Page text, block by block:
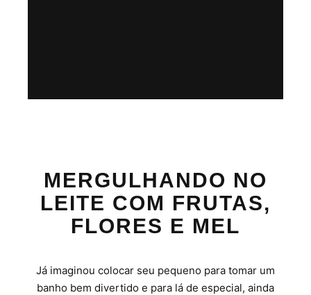
MERGULHANDO NO
LEITE COM FRUTAS,
FLORES E MEL
Já imaginou colocar seu pequeno para tomar um
banho bem divertido e para lá de especial, ainda